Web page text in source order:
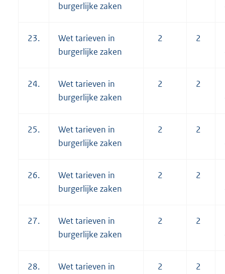
burgerlijke zaken
23.
Wet tarieven in
burgerlijke zaken
2 2
24.
Wet tarieven in
burgerlijke zaken
2 2
25.
Wet tarieven in
burgerlijke zaken
2 2
26.
Wet tarieven in
burgerlijke zaken
2 2
27.
Wet tarieven in
burgerlijke zaken
2 2
28.
Wet tarieven in
2 2